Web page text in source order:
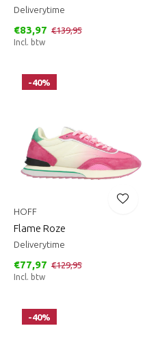
Deliverytime
€83,97 €139,95
Incl. btw
-40%
HOFF
Flame Roze
Deliverytime
€77,97 €129,95
Incl. btw
-40%